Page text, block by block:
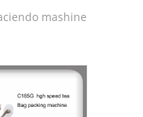
mashine